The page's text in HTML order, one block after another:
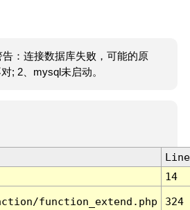
：连接数据库失败，可能的原
; 2、mysql未启动。
Line
14
function_extend.php 324